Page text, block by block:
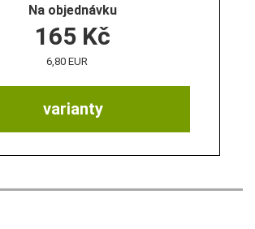
Na objednávku
varianty
165 Kč
6,80 EUR